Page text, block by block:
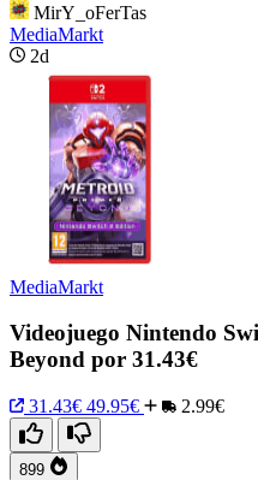
MirY_oFerTas
MediaMarkt
2d
MediaMarkt
Videojuego Nintendo
Beyond por 31.43€
31.43€ 49.95€ 2.99€
899